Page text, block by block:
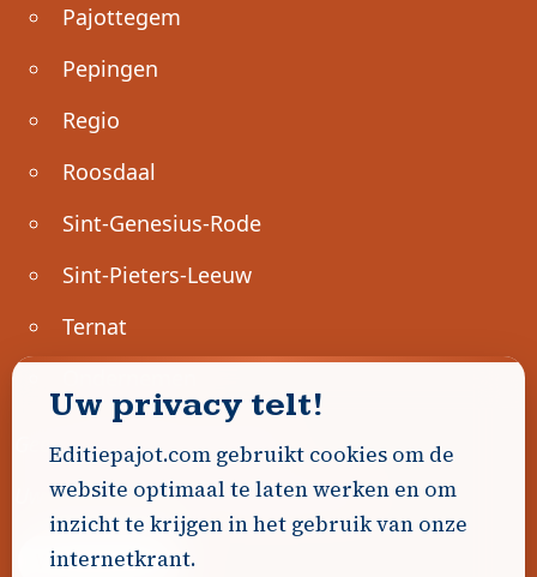
Pajottegem
Pepingen
Regio
Roosdaal
Sint-Genesius-Rode
Sint-Pieters-Leeuw
Ternat
Geen advertenties gevonden.
Uw advertentie hier? Contacteer ons!
Word Partner!
Uw privacy telt!
Editiepajot.com gebruikt cookies om de
website optimaal te laten werken en om
inzicht te krijgen in het gebruik van onze
internetkrant.